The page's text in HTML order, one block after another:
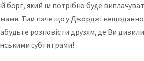
борг, який їм потрібно буде
Тим паче що у Джорджі
розповісти друзям, де Ви
субтитрами!